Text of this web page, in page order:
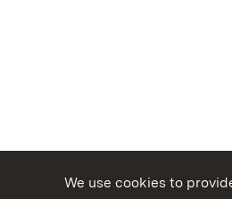
We use cookies to